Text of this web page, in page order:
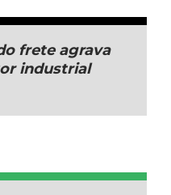
frete agrava
industrial